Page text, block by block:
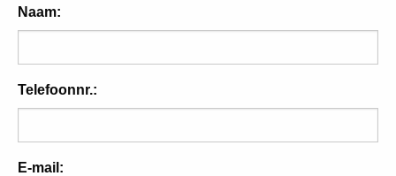
Naam:
Telefoonnr.:
E-mail: